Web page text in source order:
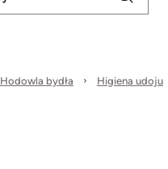
Hodowla bydła Higiena udoju